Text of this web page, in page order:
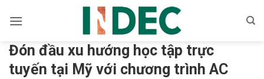
qua
dungĐón đầu xu hướng học tập trực
tuyến tại Mỹ với chương trình AC